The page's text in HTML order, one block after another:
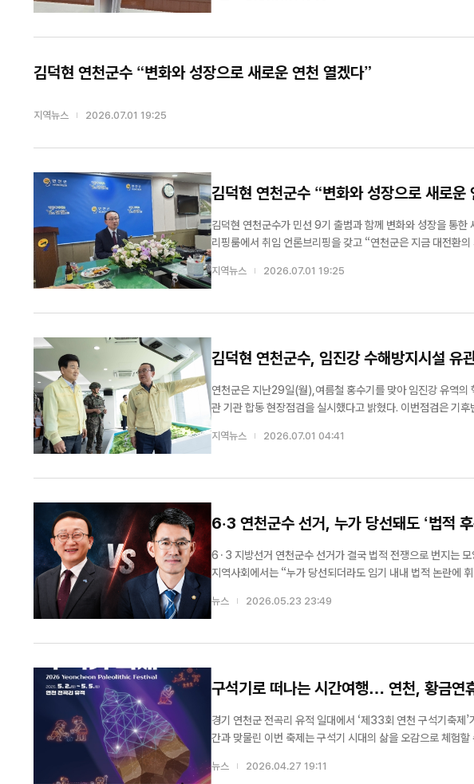
김덕현 연천군수 “변화와 성장으로 새로운 연천 열겠다”
지역뉴스 2026.07.01 19:25
김덕현 연천군수 “변화와 성장으로 새로운
김덕현 연천군수가 민선 9기 출범과 함께 변화와 성장을 통한 새로운 연천의 도
리핑룸에서 취임 언론브리핑을 갖고 “연천군은 지금 대전환
과를 바탕으로 군민이 체감할 수 있는 변화와 성장을 반드시 만들어 내겠다”고 밝혔다.
거에서 다시 한 번 저를 믿고 선택해 주신 군민 여러분께...
지역뉴스 2026.07.01 19:25
김덕현 연천군수, 임진강 수해방지시설 유
연천군은 지난29일(월),여름철 홍수기를 맞아 임진강 유역의
관 기관 합동 현장점검을 실시했다고 밝혔다. 이번점검은 기후변화에 따른 국지성 집중호우와 북측의 무단 방류 등 접경지
장관,한국수자원공사(K-water)한강유역본부장,육군 제2...
지역뉴스 2026.07.01 04:41
6·3 연천군수 선거, 누가 당선돼도 ‘법적
6·3 지방선거 연천군수 선거가 결국 법적 전쟁으로 번지는
지역사회에서는 “누가 당선되더라도 임기 내내 법적 논란에 휘말리
박 후보가 선거 벽보와 공보물 등에 ‘미국공인회계사’ ...
뉴스 2026.05.23 23:49
구석기로 떠나는 시간여행… 연천, 황금연
경기 연천군 전곡리 유적 일대에서 ‘제33회 연천 구석기축제
간과 맞물린 이번 축제는 구석기 시대의 삶을 오감으로 체험
리 유적의 역사적 가치와 콘텐츠 경쟁력을 인정받아 문화...
뉴스 2026.04.27 19:11